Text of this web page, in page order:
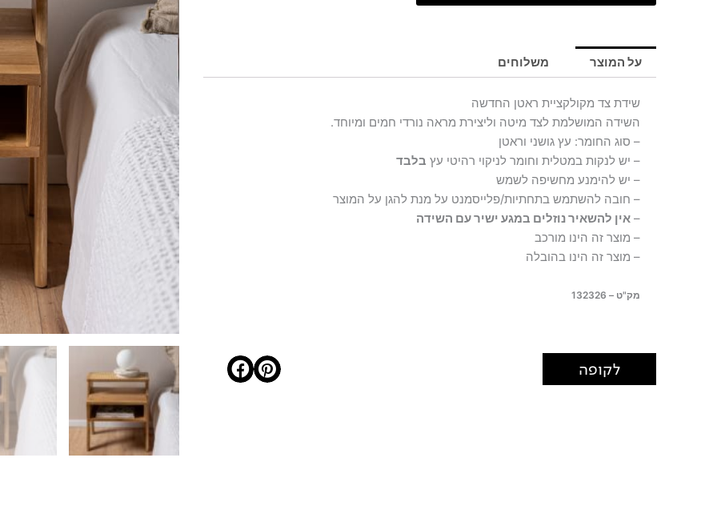
על המוצר משלוחים
שידת צד מקולקציית ראטן החדשה
השידה המושלמת לצד מיטה וליצירת מראה נורדי חמים ומיוחד.
– סוג החומר: עץ גושני וראטן
– יש לנקות במטלית וחומר לניקוי רהיטי עץ בלבד
– יש להימנע מחשיפה לשמש
– חובה להשתמש בתחתיות/פלייסמנט על מנת להגן על המוצר
– אין להשאיר נוזלים במגע ישיר עם השידה
– מוצר זה הינו מורכב
– מוצר זה הינו בהובלה
מק"ט – 132326
לקופה